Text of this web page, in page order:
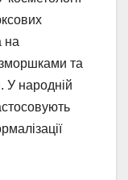
на
зморшками та
У народній